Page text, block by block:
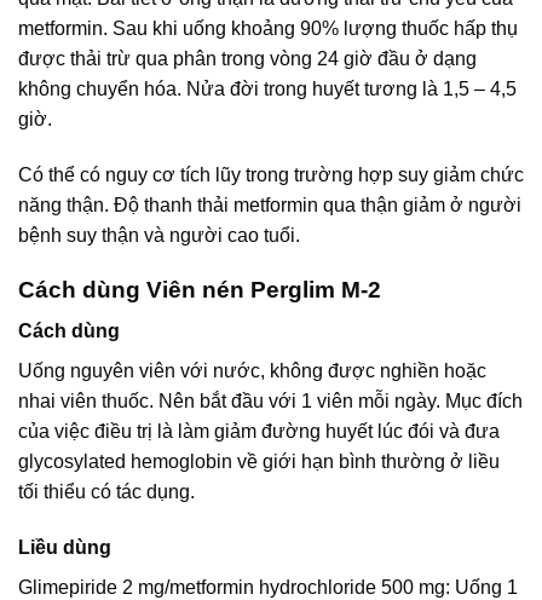
metformin. Sau khi uống khoảng 90% lượng thuốc hấp thụ
được thải trừ qua phân trong vòng 24 giờ đầu ở dạng
không chuyển hóa. Nửa đời trong huyết tương là 1,5 – 4,5
giờ.
Có thể có nguy cơ tích lũy trong trường hợp suy giảm chức
năng thận. Độ thanh thải metformin qua thận giảm ở người
bệnh suy thận và người cao tuổi.
Cách dùng Viên nén Perglim M-2
Cách dùng
Uống nguyên viên với nước, không được nghiền hoặc
nhai viên thuốc. Nên bắt đầu với 1 viên mỗi ngày. Mục đích
của việc điều trị là làm giảm đường huyết lúc đói và đưa
glycosylated hemoglobin về giới hạn bình thường ở liều
tối thiểu có tác dụng.
Liều dùng
Glimepiride 2 mg/metformin hydrochloride 500 mg: Uống 1